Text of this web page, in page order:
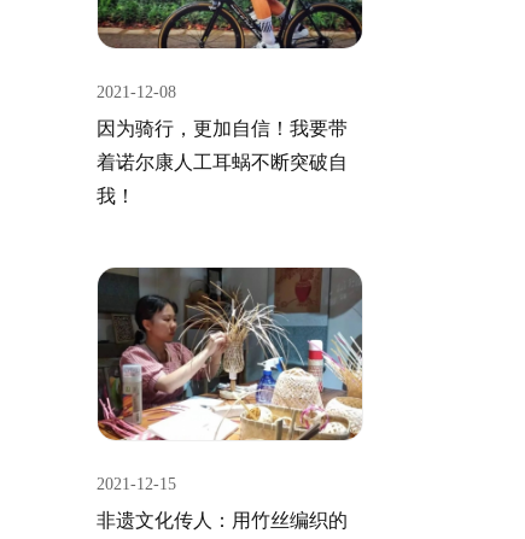
2021-12-08
因为骑行，更加自信！我要带
着诺尔康人工耳蜗不断突破自
我！
2021-12-15
非遗文化传人：用竹丝编织的